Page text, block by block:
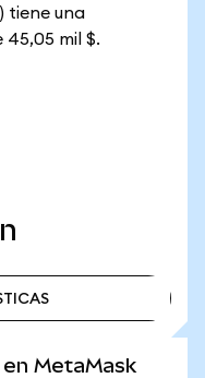
tiene una
mil $.
MetaMask